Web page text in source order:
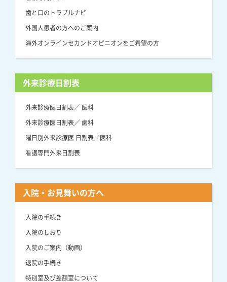
歯と口のトラブルナビ
外国人患者の方へのご案内
海外オンラインセカンドオピニオンをご希望の方
外来診療日割表
外来診療医日割表／ 医科
外来診療医日割表／ 歯科
曜日別外来診療医 日割表／医科
看護専門外来日割表
入院・お見舞いの方へ
入院の手続き
入院のしおり
入院のご案内（動画）
退院の手続き
特別室及び差額室について